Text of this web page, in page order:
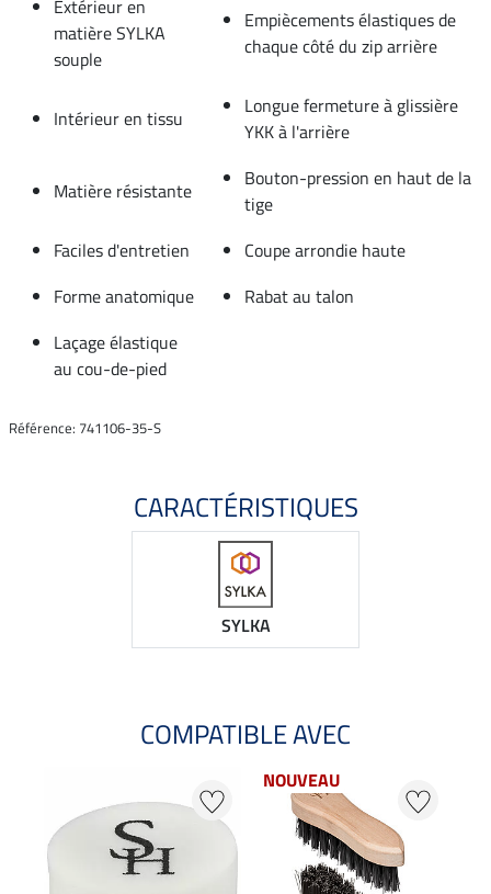
Extérieur en
matière SYLKA
souple
Empiècements élastiques de
chaque côté du zip arrière
Intérieur en tissu
Longue fermeture à glissière
YKK à l'arrière
Matière résistante
Bouton-pression en haut de la
tige
Faciles d'entretien
Coupe arrondie haute
Forme anatomique
Rabat au talon
Laçage élastique
au cou-de-pied
Référence: 741106-35-S
CARACTÉRISTIQUES
SYLKA
COMPATIBLE AVEC
NOUVEAU